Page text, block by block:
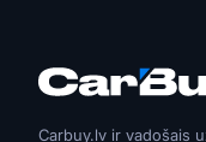
Carbuy.lv ir vadošais